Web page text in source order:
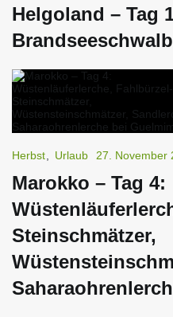
Helgoland – Tag
Herbst Urlaub 27. November
Marokko – Tag 4:
Steinschmätzer,